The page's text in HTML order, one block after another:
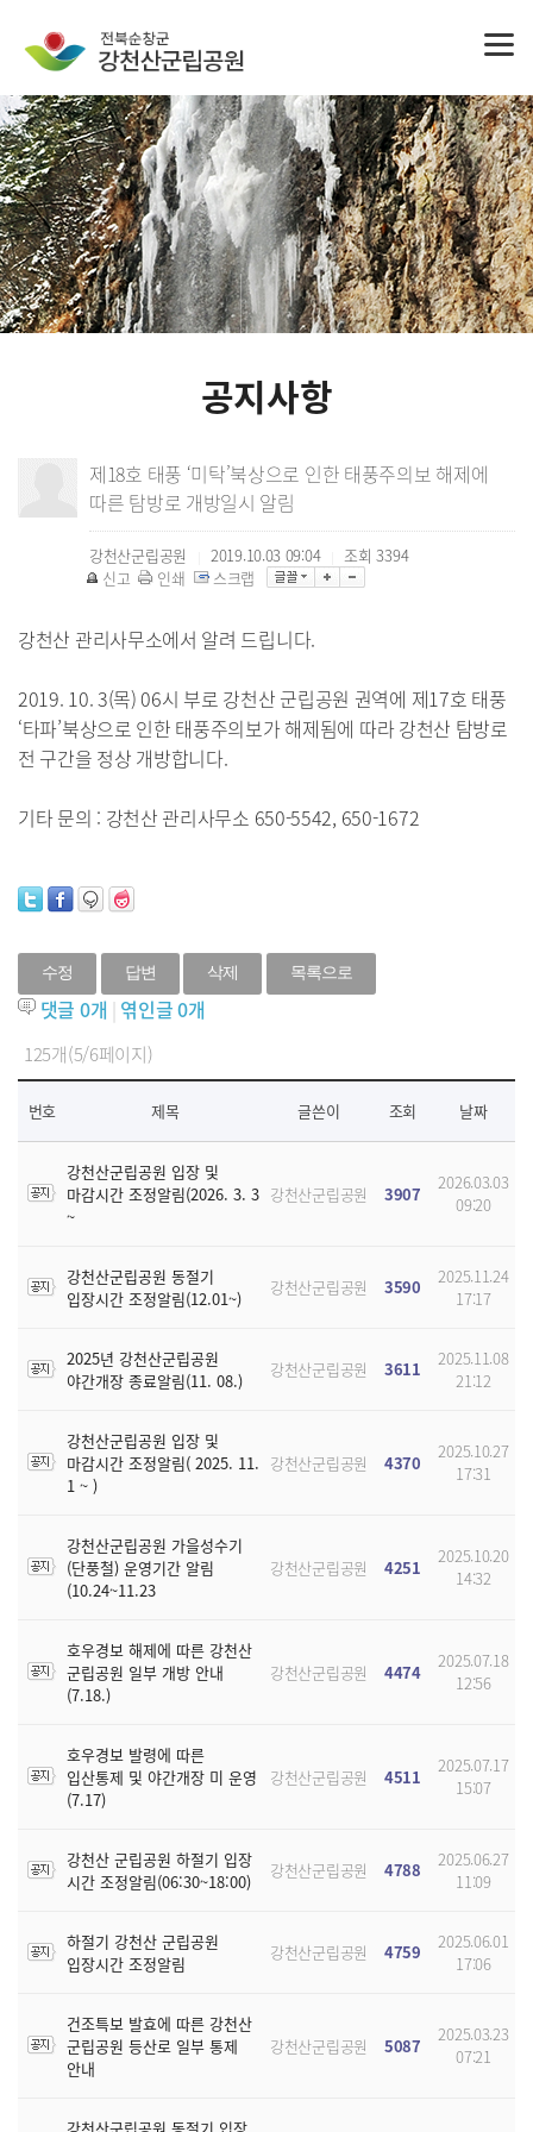
공지사항
제18호 태풍 ‘미탁’북상으로 인한 태풍주의보 해제에
따른 탐방로 개방일시 알림
강천산군립공원 2019.10.03 09:04 조회 3394
신고
인쇄 스크랩
강천산 관리사무소에서 알려 드립니다.
2019. 10. 3(목) 06시 부로 강천산 군립공원 권역에 제17호 태풍
‘타파’북상으로 인한 태풍주의보가 해제됨에 따라 강천산 탐방로
전 구간을 정상 개방합니다.
기타 문의 : 강천산 관리사무소 650-5542, 650-1672
수정 답변 삭제 목록으로
댓글 0개 엮인글0개
125개(5/6페이지)
번호 제목 글쓴이 조회 날짜
강천산군립공원 입장 및
마감시간 조정알림(2026. 3. 3
~
강천산군립공원 3907
2026.03.03
09:20
강천산군립공원 동절기
입장시간 조정알림(12.01~)
강천산군립공원 3590
2025.11.24
17:17
2025년 강천산군립공원
야간개장 종료알림(11. 08.)
강천산군립공원 3611
2025.11.08
21:12
강천산군립공원 입장 및
마감시간 조정알림( 2025. 11.
1 ~ )
강천산군립공원 4370
2025.10.27
17:31
강천산군립공원 가을성수기
(단풍철) 운영기간 알림
(10.24~11.23
강천산군립공원 4251
2025.10.20
14:32
호우경보 해제에 따른 강천산
군립공원 일부 개방 안내
(7.18.)
강천산군립공원 4474
2025.07.18
12:56
호우경보 발령에 따른
입산통제 및 야간개장 미 운영
(7.17)
강천산군립공원 4511
2025.07.17
15:07
강천산 군립공원 하절기 입장
시간 조정알림(06:30~18:00)
강천산군립공원 4788
2025.06.27
11:09
하절기 강천산 군립공원
입장시간 조정알림
강천산군립공원 4759
2025.06.01
17:06
건조특보 발효에 따른 강천산
군립공원 등산로 일부 통제
안내
강천산군립공원 5087
2025.03.23
07:21